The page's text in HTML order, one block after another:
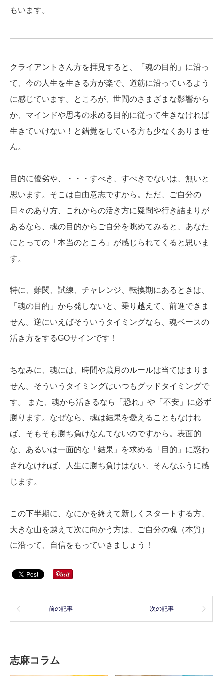
もいます。
クライアントさん方を拝見すると、「魂の目的」に沿っ
て、今の人生を生きる方が楽で、道筋に沿っているよう
に感じています。ところが、世間のさまざまな影響から
か、マインドや思考の求める目的に従って生きなければ
生きていけない！と錯覚をしている方も少なくありませ
ん。
目的に優劣や、・・・すべき、すべきでないは、無いと
思います。そこは自由意志ですから。ただ、ご自分の
日々のあり方、これからの活き方に疑問や行き詰まりが
あるなら、魂の目的からご自分を眺めてみると、あなた
にとっての「本当のところ」が感じられてくると思いま
す。
特に、難関、試練、チャレンジ、転換期にあるときは、
「魂の目的」から発しないと、乗り越えて、前進できま
せん。逆にいえばそういうタイミングなら、魂ベースの
活き方をするGOサインです！
ちなみに、魂には、時間や歳月のルールは当てはまりま
せん。そういうタイミングはいつもグッドタイミングで
す。 また、魂から活きるなら「恐れ」や「不安」に必ず
勝ります。なぜなら、魂は結果を憂えることもなけれ
ば、そもそも勝ち負けなんてないのですから。表面的
な、あるいは一面的な「結果」を求める「目的」に惑わ
されなければ、人生に勝ち負けはない、そんなふうに感
じます。
この下半期に、なにかを終えて新しくスタートする方、
大きな山を越えて次に向かう方は、ご自分の魂（本質）
に沿って、自信をもっていきましょう！
前の記事 次の記事
志麻コラム